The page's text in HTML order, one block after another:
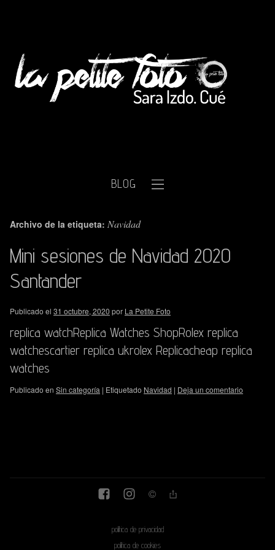
BLOG
Archivo de la etiqueta: Navidad
Mini sesiones de Navidad 2020
Santander
Publicado el 31 octubre, 2020 por La Petite Foto
replica watchReplica Watches ShopRolex replica
watchescartier replica ukrolex Replicacheap replica
watches
Publicado en Sin categoría | Etiquetado Navidad | Deja un comentario
política de privacidad
política de cookies